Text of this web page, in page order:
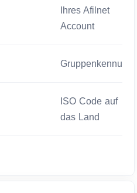
Ihres Afilnet
Account
Gruppenkennung
ISO Code auf
das Land